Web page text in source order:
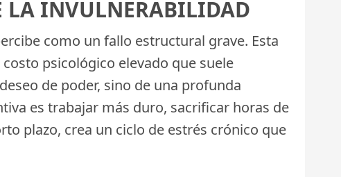
LA INVULNERABILIDAD
como un fallo estructural grave. Esta
psicológico elevado que suele
de poder, sino de una profunda
es trabajar más duro, sacrificar horas de
plazo, crea un ciclo de estrés crónico que